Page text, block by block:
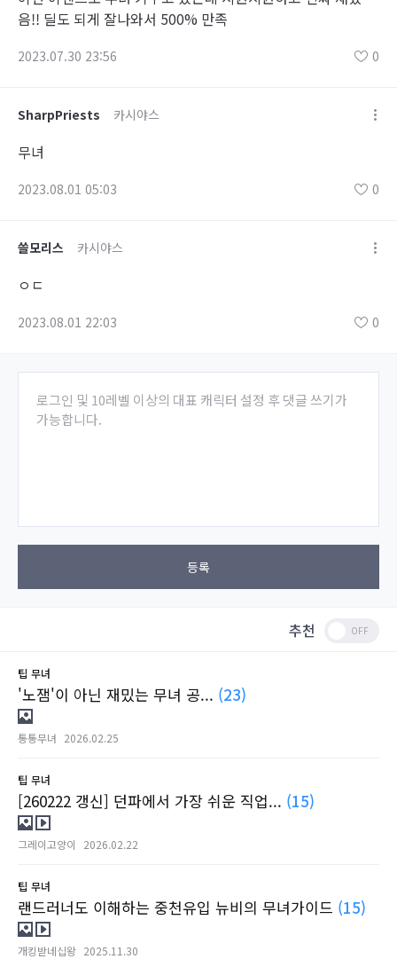
음!! 딜도 되게 잘나와서 500% 만족
2023.07.30 23:56 0
SharpPriests 카시야스
무녀
2023.08.01 05:03 0
쓸모리스 카시야스
ㅇㄷ
2023.08.01 22:03 0
로그인 및 10레벨 이상의 대표 캐릭터 설정 후 댓글 쓰기가
가능합니다.
등록
추천
팁 무녀
'노잼'이 아닌 재밌는 무녀 공... (23)
통통무녀 2026.02.25
팁 무녀
[260222 갱신] 던파에서 가장 쉬운 직업... (15)
그레이고양이 2026.02.22
팁 무녀
랜드러너도 이해하는 중천유입 뉴비의 무녀가이드 (15)
개킹받네십왕 2025.11.30